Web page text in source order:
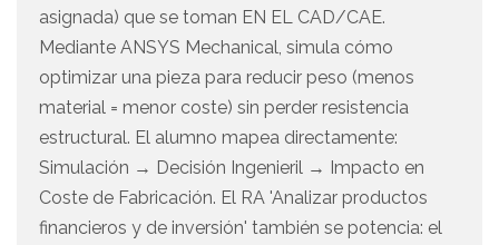
asignada) que se toman EN EL CAD/CAE.
Mediante ANSYS Mechanical, simula cómo
optimizar una pieza para reducir peso (menos
material = menor coste) sin perder resistencia
estructural. El alumno mapea directamente:
Simulación → Decisión Ingenieril → Impacto en
Coste de Fabricación. El RA 'Analizar productos
financieros y de inversión' también se potencia: el